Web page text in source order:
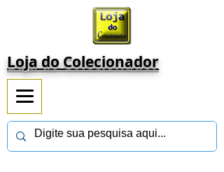
Loja do Colecionador